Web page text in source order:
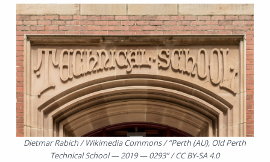
Dietmar Rabich / Wikimedia Commons / “Perth (AU), Old Perth
Technical School — 2019 — 0293” / CC BY-SA 4.0